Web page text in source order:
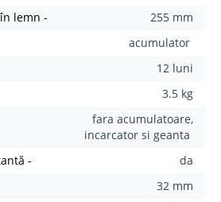
lemn -
255 mm
acumulator
12 luni
3.5 kg
fara acumulatoare,
incarcator si geanta
-
da
32 mm